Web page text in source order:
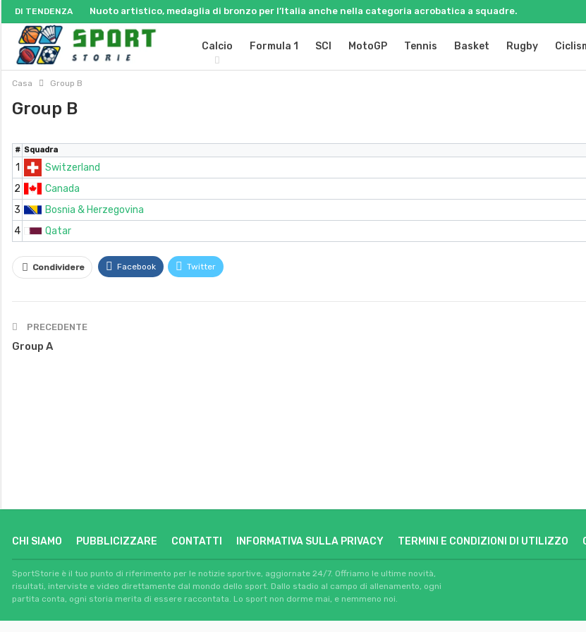
DI TENDENZA Nuoto artistico, medaglia di bronzo per l’Italia anche nella categoria acrobatica a squadre.
Calcio Formula 1 SCI MotoGP Tennis Basket Rugby
Casa Group B
Group B
# Squadra
1 Switzerland
2
Canada
3
Bosnia & Herzegovina
4
Qatar
Condividere Facebook Twitter
PRECEDENTE
Group A
CHI SIAMO PUBBLICIZZARE CONTATTI INFORMATIVA SULLA PRIVACY TERMINI E CONDIZIONI DI UTILIZZO
SportStorie è il tuo punto di riferimento per le notizie sportive, aggiornate 24/7. Offriamo le ultime novità,
risultati, interviste e video direttamente dal mondo dello sport. Dallo stadio al campo di allenamento, ogni
partita conta, ogni storia merita di essere raccontata. Lo sport non dorme mai, e nemmeno noi.